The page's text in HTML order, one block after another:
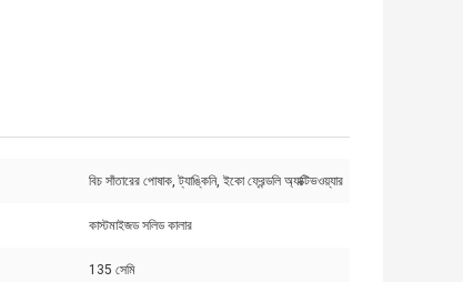
বিচ সাঁতারের পোষাক, ট্যাঙ্কিনি, ইকো ফ্রেন্ডলি অ্যাক্টিভওয়্যার
কাস্টমাইজড সলিড কালার
135 সেমি